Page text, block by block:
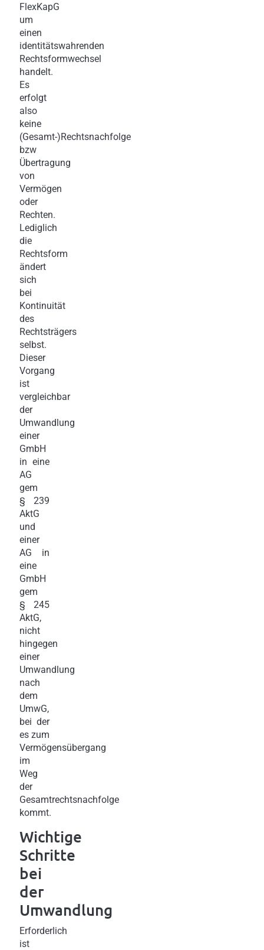
FlexKapG
um
einen
identitätswahrenden
Rechtsformwechsel
handelt.
Es
erfolgt
also
keine
(Gesamt-)Rechtsnachfolge
bzw
Übertragung
von
Vermögen
oder
Rechten.
Lediglich
die
Rechtsform
ändert
sich
bei
Kontinuität
des
Rechtsträgers
selbst.
Dieser
Vorgang
ist
vergleichbar
der
Umwandlung
einer
GmbH
in eine
AG
gem
§ 239
AktG
und
einer
AG in
eine
GmbH
gem
§ 245
AktG,
nicht
hingegen
einer
Umwandlung
nach
dem
UmwG,
bei der
es zum
Vermögensübergang
im
Weg
der
Gesamtrechtsnachfolge
kommt.
Wichtige
Schritte
bei
der
Umwandlung
Erforderlich
ist